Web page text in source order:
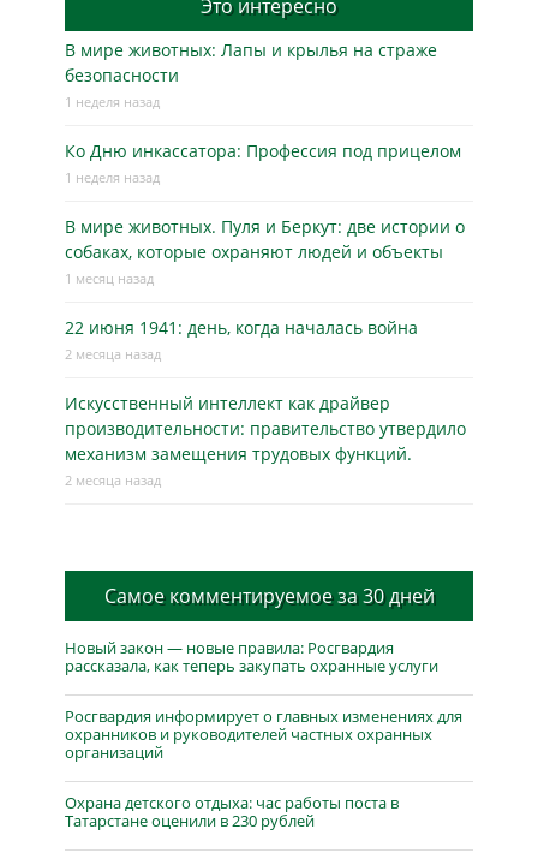
Это интересно
В мире животных: Лапы и крылья на страже
безопасности
1 неделя назад
Ко Дню инкассатора: Профессия под прицелом
1 неделя назад
В мире животных. Пуля и Беркут: две истории о
собаках, которые охраняют людей и объекты
1 месяц назад
22 июня 1941: день, когда началась война
2 месяца назад
Искусственный интеллект как драйвер
производительности: правительство утвердило
механизм замещения трудовых функций.
2 месяца назад
Самое комментируемое за 30 дней
Новый закон — новые правила: Росгвардия
рассказала, как теперь закупать охранные услуги
Росгвардия информирует о главных изменениях для
охранников и руководителей частных охранных
организаций
Охрана детского отдыха: час работы поста в
Татарстане оценили в 230 рублей